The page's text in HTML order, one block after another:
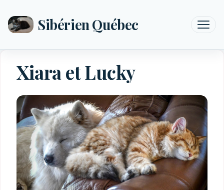
Sibérien Québec
Xiara et Lucky